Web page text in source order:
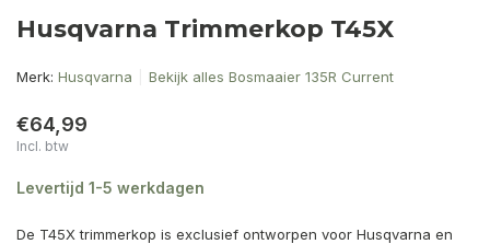
Husqvarna Trimmerkop T45X
Merk: Husqvarna Bekijk alles Bosmaaier 135R Current
€64,99
Incl. btw
Levertijd 1-5 werkdagen
De T45X trimmerkop is exclusief ontworpen voor Husqvarna en